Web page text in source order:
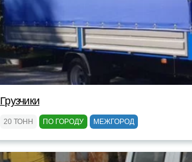
Грузчики
20 ТОНН ПО ГОРОДУ МЕЖГОРОД